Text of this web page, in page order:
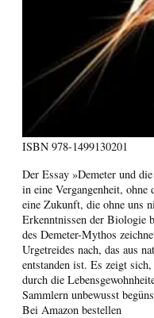
ISBN 978-1499130201
Der Essay »Demeter und
in eine Vergangenheit,
eine Zukunft, die ohne uns
Erkenntnissen der Biologie
des Demeter-Mythos
Urgetreides nach, das aus
entstanden ist. Es zeigt
durch die
Sammlern unbewusst
Bei Amazon bestellen